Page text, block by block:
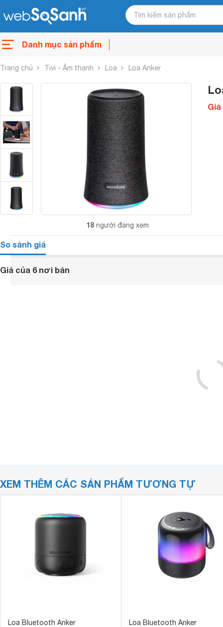
Danh mục sản phẩm
Trang chủ Tivi - Âm thanh Loa Loa Anker
18 người đang xem
So sánh giá
Giá của 6 nơi bán
XEM THÊM CÁC SẢN PHẨM TƯƠNG TỰ
Loa Bluetooth Anker
Loa Bluetooth Anker